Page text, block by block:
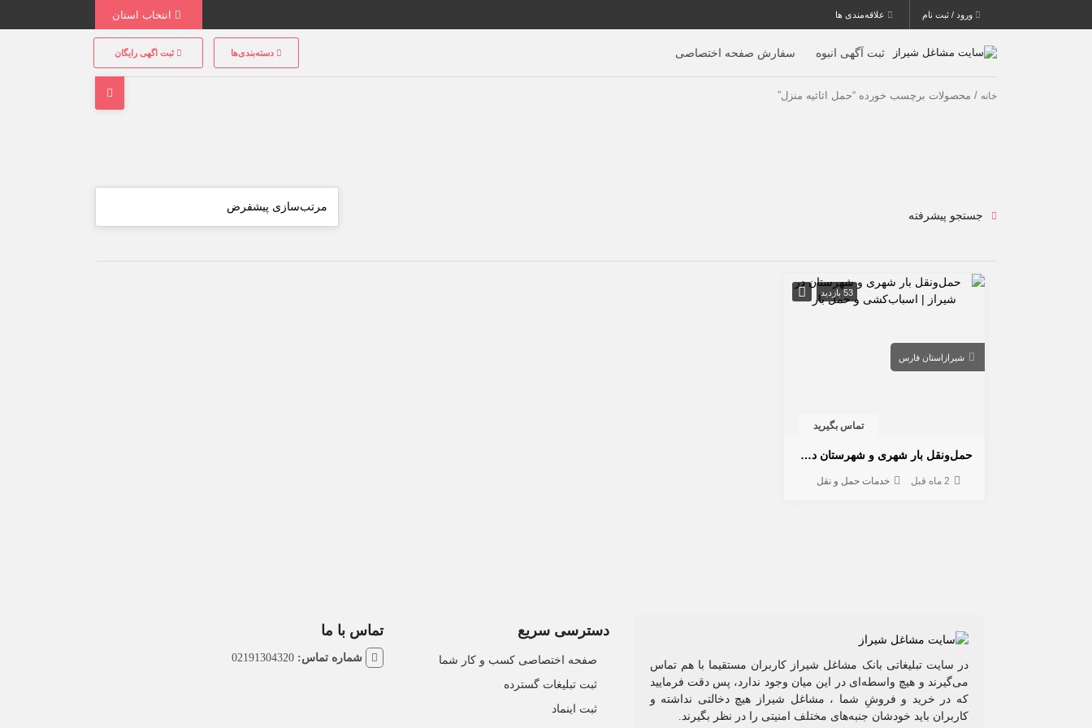
ورود / ثبت نام علاقه‌مندی ها
ثبت آگهی انبوه سفارش صفحه اختصاصی دسته‌بندی‌ها ثبت اگهی رایگان
خانه / محصولات برچسب خورده “حمل اثاثیه منزل”
جستجو پیشرفته
53 بازدید
شیراز استان فارس
تماس بگیرید
حمل‌ونقل بار شهری و شهرستان در شیراز | اسباب‌کشی و حمل بار
2 ماه قبل خدمات حمل و نقل
در سایت تبلیغاتی بانک مشاغل شیراز کاربران مستقیما با هم تماس
می‌گیرند و هیچ واسطه‌ای در این میان وجود ندارد، پس دقت فرمایید
که در خرید و فروشِ شما ، مشاغل شیراز هیچ دخالتی نداشته و
کاربران باید خودشان جنبه‌های مختلف امنیتی را در نظر بگیرند.
دسترسی سریع
صفحه اختصاصی کسب و کار شما
ثبت تبلیغات گسترده
ثبت اینماد
تماس با ما
شماره تماس: 02191304320